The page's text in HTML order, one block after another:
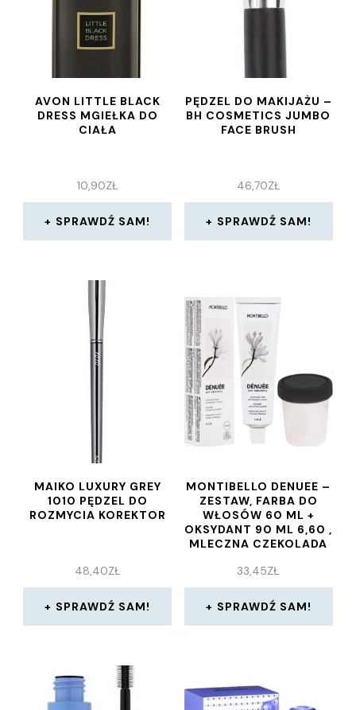
AVON LITTLE BLACK
DRESS MGIEŁKA DO
CIAŁA
10,90ZŁ
SPRAWDŹ SAM!
PĘDZEL DO MAKIJAŻU –
BH COSMETICS JUMBO
FACE BRUSH
46,70ZŁ
SPRAWDŹ SAM!
MAIKO LUXURY GREY
1010 PĘDZEL DO
ROZMYCIA KOREKTOR
48,40ZŁ
SPRAWDŹ SAM!
MONTIBELLO DENUEE –
ZESTAW, FARBA DO
WŁOSÓW 60 ML +
OKSYDANT 90 ML 6,60 ,
MLECZNA CZEKOLADA
33,45ZŁ
SPRAWDŹ SAM!